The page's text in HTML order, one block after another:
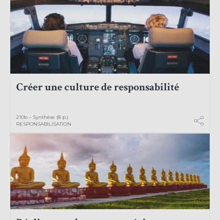
Créer une culture de responsabilité
210b – Synthèse (8 p.)
RESPONSABILISATION